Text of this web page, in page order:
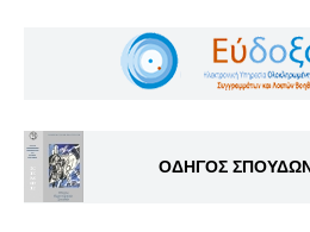
ΟΔΗΓΟΣ